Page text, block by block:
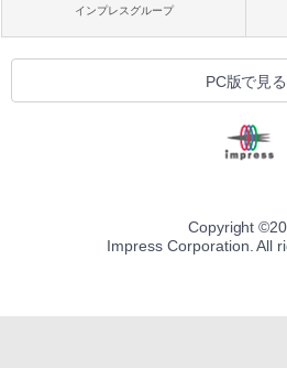
インプレスグループ
PC版で見る
Copyright ©
Impress Corporation. All